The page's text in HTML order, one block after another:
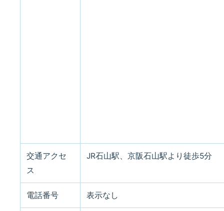
交通アクセ
ス
JR石山駅、京阪石山駅より徒歩5分
電話番号 表示なし